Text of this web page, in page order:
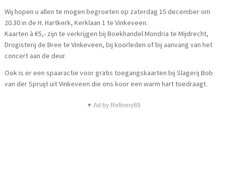
Wij hopen u allen te mogen begroeten op zaterdag 15 december om
20.30 in de H. Hartkerk, Kerklaan 1 te Vinkeveen.
Kaarten à €5,- zijn te verkrijgen bij Boekhandel Mondria te Mijdrecht,
Drogisterij de Bree te Vinkeveen, bij koorleden of bij aanvang van het
concert aan de deur.
Ook is er een spaaractie voor gratis toegangskaarten bij Slagerij Bob
van der Spruijt uit Vinkeveen die ons koor een warm hart toedraagt.
▼ Ad by Refinery89